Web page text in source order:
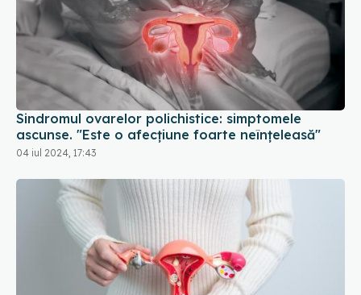
Sindromul ovarelor polichistice: simptomele
ascunse. "Este o afecțiune foarte neînțeleasă"
04 iul 2024, 17:43